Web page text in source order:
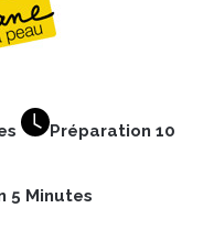
Préparation 10
5 Minutes